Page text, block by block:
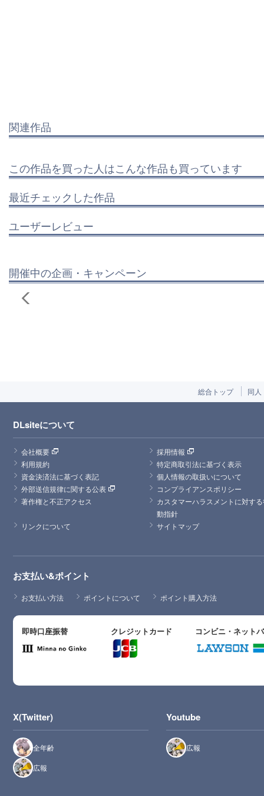
関連作品
この作品を買った人はこんな作品も買っています
最近チェックした作品
ユーザーレビュー
開催中の企画・キャンペーン
総合トップ 同人
DLsiteについて
会社概要
採用情報
利用規約
特定商取引法に基づく表示
資金決済法に基づく表記
個人情報の取扱いについて
外部送信規律に関する公表
コンプライアンスポリシー
著作権と不正アクセス
カスタマーハラスメントに対す
動指針
リンクについて
サイトマップ
お支払い&ポイント
お支払い方法 ポイントについて ポイント購入方法
即時口座振替 クレジットカード コンビニ・ネット
X(Twitter)
全年齢
広報
Youtube
広報